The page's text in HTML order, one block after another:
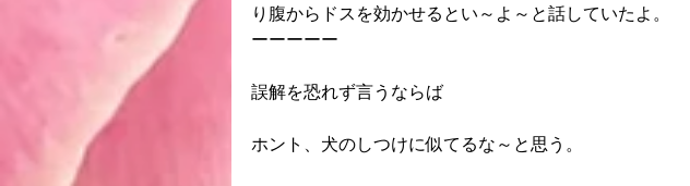
り腹からドスを効かせるとい～よ～と話していたよ。
ーーーーー
誤解を恐れず言うならば
ホント、犬のしつけに似てるな～と思う。